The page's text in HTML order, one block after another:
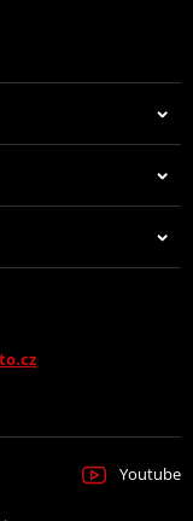
Youtube